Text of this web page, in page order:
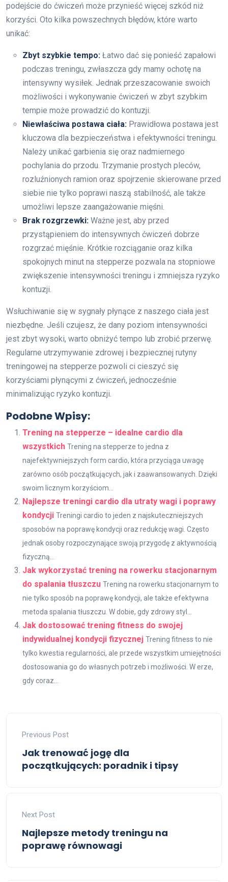
podejście do ćwiczeń może przynieść więcej szkód niż
korzyści. Oto kilka powszechnych błędów, które warto
unikać:
Zbyt szybkie tempo: Łatwo dać się ponieść zapałowi
podczas treningu, zwłaszcza gdy mamy ochotę na
intensywny wysiłek. Jednak przeszacowanie swoich
możliwości i wykonywanie ćwiczeń w zbyt szybkim
tempie może prowadzić do kontuzji.
Niewłaściwa postawa ciała: Prawidłowa postawa jest
kluczowa dla bezpieczeństwa i efektywności treningu.
Należy unikać garbienia się oraz nadmiernego
pochylania do przodu. Trzymanie prostych pleców,
rozluźnionych ramion oraz spojrzenie skierowane przed
siebie nie tylko poprawi naszą stabilność, ale także
umożliwi lepsze zaangażowanie mięśni.
Brak rozgrzewki: Ważne jest, aby przed
przystąpieniem do intensywnych ćwiczeń dobrze
rozgrzać mięśnie. Krótkie rozciąganie oraz kilka
spokojnych minut na stepperze pozwala na stopniowe
zwiększenie intensywności treningu i zmniejsza ryzyko
kontuzji.
Wsłuchiwanie się w sygnały płynące z naszego ciała jest
niezbędne. Jeśli czujesz, że dany poziom intensywności
jest zbyt wysoki, warto obniżyć tempo lub zrobić przerwę.
Regularne utrzymywanie zdrowej i bezpiecznej rutyny
treningowej na stepperze pozwoli ci cieszyć się
korzyściami płynącymi z ćwiczeń, jednocześnie
minimalizując ryzyko kontuzji.
Podobne Wpisy:
Trening na stepperze – idealne cardio dla
wszystkich Trening na stepperze to jedna z
najefektywniejszych form cardio, która przyciąga uwagę
zarówno osób początkujących, jak i zaawansowanych. Dzięki
swoim licznym korzyściom...
Najlepsze treningi cardio dla utraty wagi i poprawy
kondycji Treningi cardio to jeden z najskuteczniejszych
sposobów na poprawę kondycji oraz redukcję wagi. Często
jednak osoby rozpoczynające swoją przygodę z aktywnością
fizyczną...
Jak wykorzystać trening na rowerku stacjonarnym
do spalania tłuszczu Trening na rowerku stacjonarnym to
nie tylko sposób na poprawę kondycji, ale także efektywna
metoda spalania tłuszczu. W dobie, gdy zdrowy styl...
Jak dostosować trening fitness do swojej
indywidualnej kondycji fizycznej Trening fitness to nie
tylko kwestia regularności, ale przede wszystkim umiejętności
dostosowania go do własnych potrzeb i możliwości. W erze,
gdy coraz...
Previous Post
Jak trenować jogę dla
początkujących: poradnik i tipsy
Next Post
Najlepsze metody treningu na
poprawę równowagi